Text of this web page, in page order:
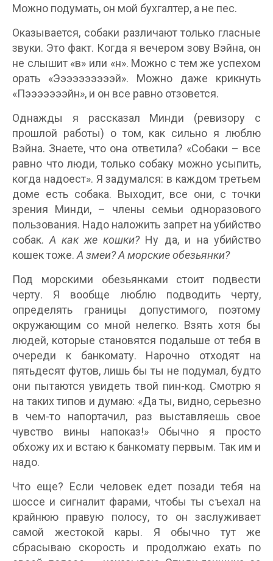
Можно подумать, он мой бухгалтер, а не пес.
Оказывается, собаки различают только гласные
звуки. Это факт. Когда я вечером зову Вэйна, он
не слышит «в» или «н». Можно с тем же успехом
орать «Ээээээээээй». Можно даже крикнуть
«Пэээээээйн», и он все равно отзовется.
Однажды я рассказал Минди (ревизору с
прошлой работы) о том, как сильно я люблю
Вэйна. Знаете, что она ответила? «Собаки – все
равно что люди, только собаку можно усыпить,
когда надоест». Я задумался: в каждом третьем
доме есть собака. Выходит, все они, с точки
зрения Минди, – члены семьи одноразового
пользования. Надо наложить запрет на убийство
собак. А как же кошки?Ну да, и на убийство
кошек тоже. А змеи? А морские обезьянки?
Под морскими обезьянками стоит подвести
черту. Я вообще люблю подводить черту,
определять границы допустимого, поэтому
окружающим со мной нелегко. Взять хотя бы
людей, которые становятся подальше от тебя в
очереди к банкомату. Нарочно отходят на
пятьдесят футов, лишь бы ты не подумал, будто
они пытаются увидеть твой пин-код. Смотрю я
на таких типов и думаю: «Да ты, видно, серьезно
в чем-то напортачил, раз выставляешь свое
чувство вины напоказ!» Обычно я просто
обхожу их и встаю к банкомату первым. Так им и
надо.
Что еще? Если человек едет позади тебя на
шоссе и сигналит фарами, чтобы ты съехал на
крайнюю правую полосу, то он заслуживает
самой жестокой кары. Я обычно тут же
сбрасываю скорость и продолжаю ехать по